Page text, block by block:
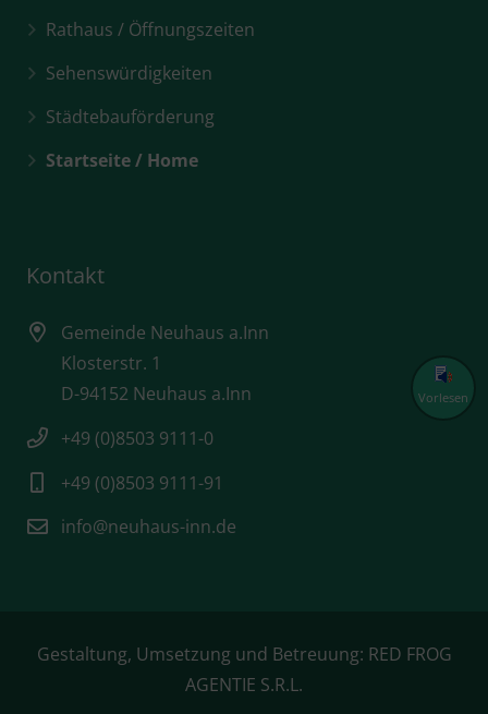
Vorlesen
Rathaus / Öffnungszeiten
Sehenswürdigkeiten
Städtebauförderung
Startseite / Home
Kontakt
Gemeinde Neuhaus a.Inn
Klosterstr. 1
D-94152 Neuhaus a.Inn
+49 (0)8503 9111-0
+49 (0)8503 9111-91
info@neuhaus-inn.de
Gestaltung, Umsetzung und Betreuung: RED FROG
AGENTIE S.R.L.